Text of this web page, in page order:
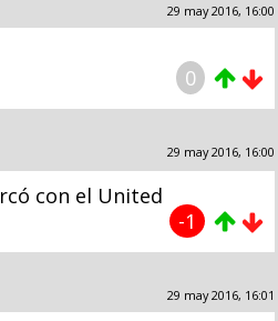
29 may 2016, 16:00
0
29 may 2016, 16:00
con el United
-1
29 may 2016, 16:01